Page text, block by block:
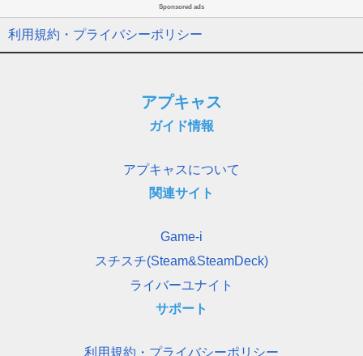
Sponsored ads
利用規約・プライバシーポリシー
アプキャス
ガイド情報
アプキャスについて
関連サイト
Game-i
スチスチ(Steam&SteamDeck)
ライバーユナイト
サポート
利用規約・プライバシーポリシー